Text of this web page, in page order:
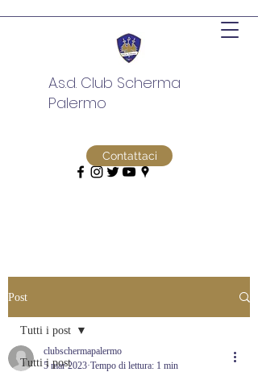
A.s.d. Club Scherma
Palermo
Contattaci
Post
Tutti i post
Tutti i post
clubschermapalermo
5 mar 2023 Tempo di lettura: 1 min